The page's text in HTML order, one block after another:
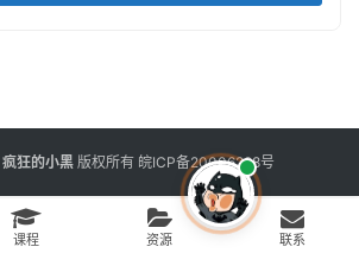
疯狂的小黑 版权所有 皖ICP备20006298号
课程 资源 联系